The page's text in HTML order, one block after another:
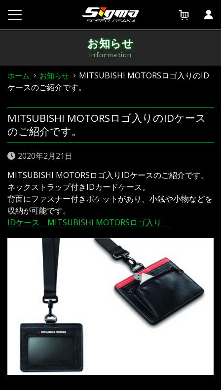
content
お知らせ
Information
ホーム お知らせ
MITSUBISHI MOTORSロゴ入りのID
ケースのご紹介です。
MITSUBISHI MOTORSロゴ入りのIDケース
のご紹介です。
2020年2月21日
MITSUBISHI MOTORSロゴ入りIDケースのご紹介です。
ネックストラップ付きIDカードケース。
背面にファスナー付きポケットがあり、小銭や小物などを
収納が可能です。
IDケース MITSUBISHI MOTORSロゴ入り